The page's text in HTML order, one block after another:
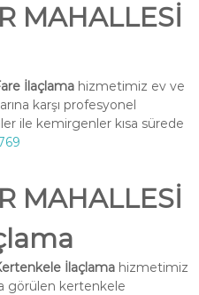
MAHALLESİ
İlaçlamahizmetimiz ev ve
karşı profesyonel
ile kemirgenler kısa sürede
MAHALLESİ
İlaçlamahizmetimiz
görülen kertenkele